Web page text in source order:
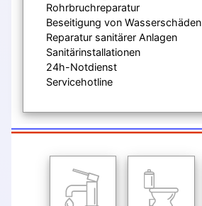
Rohrbruchreparatur
Beseitigung von Wasserschäden
Reparatur sanitärer Anlagen
Sanitärinstallationen
24h-Notdienst
Servicehotline